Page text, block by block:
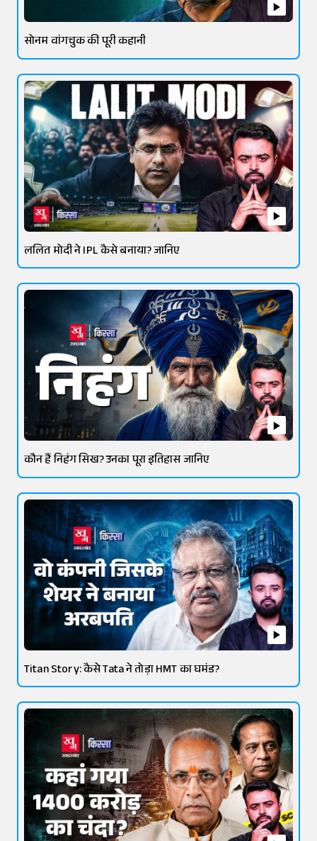
सोनम वांगचुक की पूरी कहानी
ललित मोदी ने IPL कैसे बनाया? जानिए
कौन हैं निहंग सिख? उनका पूरा इतिहास जानिए
Titan Story: कैसे Tata ने तोड़ा HMT का घमंड?